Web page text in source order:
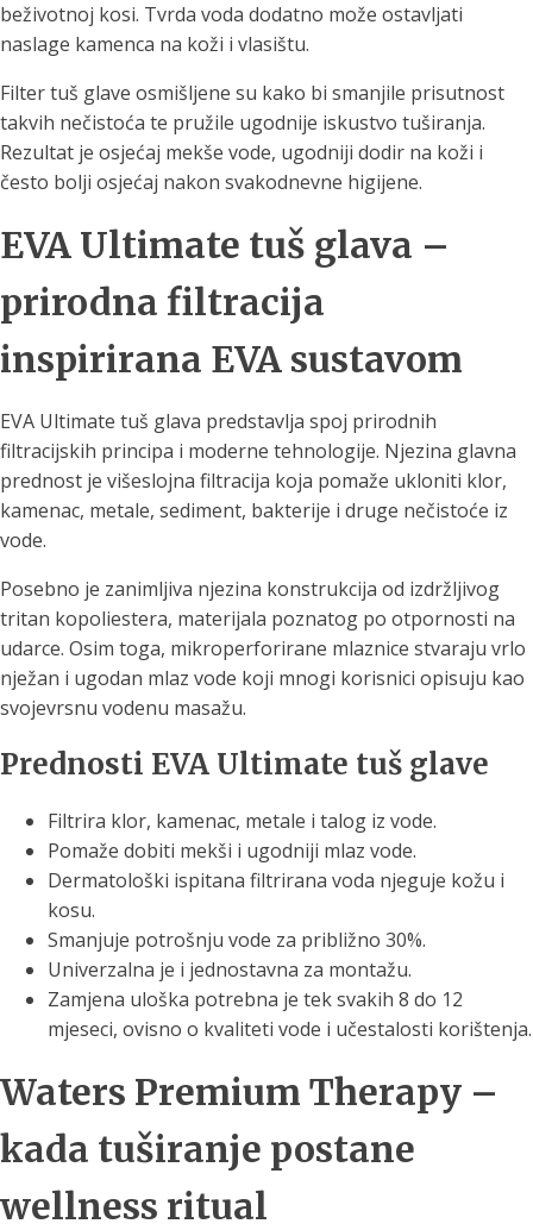
beživotnoj kosi. Tvrda voda dodatno može ostavljati
naslage kamenca na koži i vlasištu.
Filter tuš glave osmišljene su kako bi smanjile prisutnost
takvih nečistoća te pružile ugodnije iskustvo tuširanja.
Rezultat je osjećaj mekše vode, ugodniji dodir na koži i
često bolji osjećaj nakon svakodnevne higijene.
EVA Ultimate tuš glava –
prirodna filtracija
inspirirana EVA sustavom
EVA Ultimate tuš glava predstavlja spoj prirodnih
filtracijskih principa i moderne tehnologije. Njezina glavna
prednost je višeslojna filtracija koja pomaže ukloniti klor,
kamenac, metale, sediment, bakterije i druge nečistoće iz
vode.
Posebno je zanimljiva njezina konstrukcija od izdržljivog
tritan kopoliestera, materijala poznatog po otpornosti na
udarce. Osim toga, mikroperforirane mlaznice stvaraju vrlo
nježan i ugodan mlaz vode koji mnogi korisnici opisuju kao
svojevrsnu vodenu masažu.
Prednosti EVA Ultimate tuš glave
Filtrira klor, kamenac, metale i talog iz vode.
Pomaže dobiti mekši i ugodniji mlaz vode.
Dermatološki ispitana filtrirana voda njeguje kožu i
kosu.
Smanjuje potrošnju vode za približno 30%.
Univerzalna je i jednostavna za montažu.
Zamjena uloška potrebna je tek svakih 8 do 12
mjeseci, ovisno o kvaliteti vode i učestalosti korištenja.
Waters Premium Therapy –
kada tuširanje postane
wellness ritual